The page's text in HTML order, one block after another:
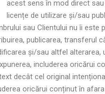
acest sens în mod direct
licențe de utilizare și/sau
sau Clientului nu îi este
publicarea, transferul
și/sau altfel alterarea,
includerea oricărui
decât cel original
oricărui conținut în